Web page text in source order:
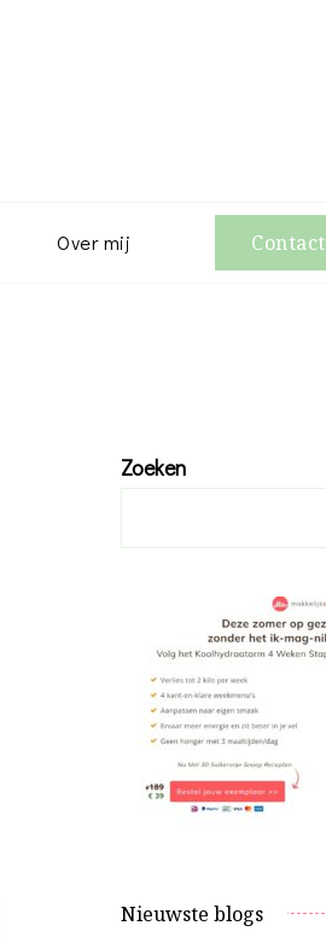
Over mij Contact
Zoeken
Nieuwste blogs